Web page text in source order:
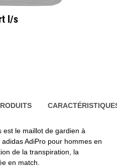
l/s
est le maillot de gardien à
AdiPro pour hommes en
de la transpiration, la
en match.